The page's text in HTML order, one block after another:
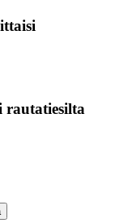
rautatiesilta